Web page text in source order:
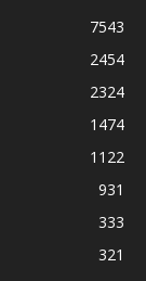
7543
2454
2324
1474
1122
931
333
321